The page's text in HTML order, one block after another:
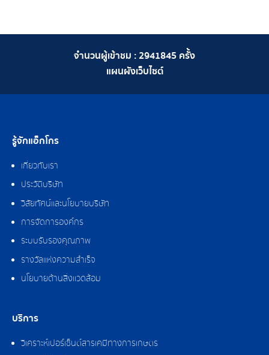
จำนวนผู้เข้าชม :2941845 ครั้ง
แผนผังเว็บไซต์
รู้จักแอ็กโกร
เกี่ยวกับเรา
ประวัติบริษัท
วิสัยทัศน์และนโยบายบริษัท
การจัดการองค์กร
ระบบรับรองคุณภาพ
รางวัลแห่งความสำเร็จ
นโยบายด้านสิ่งแวดล้อม
บริการ
วิเคราะห์เปอร์เซ็นต์สารเคมีทางการเกษตร